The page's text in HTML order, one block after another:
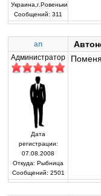
Украина,г.Ровеньки
Сообщений: 311
an
Администратор
Дата
регистрации:
07.08.2008
Откуда: Рыбница
Сообщений: 2501